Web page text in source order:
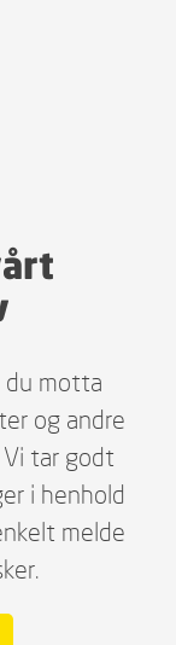
du motta
og andre
tar godt
i henhold
melde